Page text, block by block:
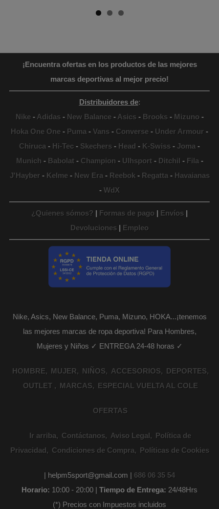
¡Encuentra ofertas en los productos de las mejores
marcas deportivas al mejor precio!
Distribuidores de:
Nike- Adidas- New Balance- Asics- Brooks- Mizuno-
Hoka One One - Puma - Vans - Converse - Under Armour -
Chiruca - Hi-Tec - Skechers - Head - K-Swiss - Joma -
Munich - Babolat- Champion - Ulhsport- Ditchil - Fila-
J'Hayber- Kelme- New Era- Reebok- Regatta- Havaianas
- WdX
¿Quienes sómos? Formas de pago Envíos
Devoluciones
Empleo
Nike, Asics, New Balance, Puma, Mizuno, HOKA...¡tenemos
las mejores marcas de ropa deportiva! Para Hombres,
Mujeres y Niños ✓ ENTREGA 24-48 horas ✓
HOMBRE MUJER NIÑOS ACCESORIOS
DEPORTES
OUTLET
MARCAS ESPECIAL VUELTA AL COLE
OFERTAS
Ir arriba Contáctanos Aviso Legal
Política de
Privacidad
Condiciones de Compra Políticas de Cookies
| helpm5sport@gmail.com | 686 06 35 54
Horario: 10:00 - 20:00 | Tiempo de Entrega: 24/48Hrs
(*) Precios con Impuestos incluidos